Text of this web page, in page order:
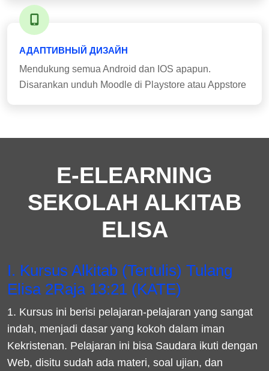
АДАПТИВНЫЙ ДИЗАЙН
Mendukung semua Android dan IOS apapun.
Disarankan unduh Moodle di Playstore atau Appstore
E-ELEARNING
SEKOLAH ALKITAB
ELISA
I. Kursus Alkitab (Tertulis) Tulang
Elisa 2Raja 13:21 (KATE)
1. Kursus ini berisi pelajaran-pelajaran yang sangat
indah, menjadi dasar yang kokoh dalam iman
Kekristenan. Pelajaran ini bisa Saudara ikuti dengan
Web, disitu sudah ada materi, soal ujian, dan